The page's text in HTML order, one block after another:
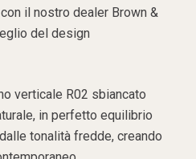
il nostro dealer Brown &
del design
verticale R02 sbiancato
in perfetto equilibrio
tonalità fredde, creando